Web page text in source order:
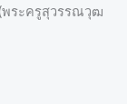
พระครูสุวรรณวุฒ